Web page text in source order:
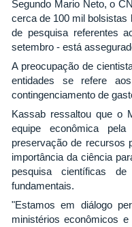
Segundo Mario Neto, o
cerca de 100 mil bolsistas
de pesquisa referentes
setembro - está
A preocupação de
entidades se refere
contingenciamento de
Kassab ressaltou que o
equipe econômica
preservação de recursos
importância da ciência
pesquisa científicas
fundamentais.
"Estamos em diálogo
ministérios econômicos